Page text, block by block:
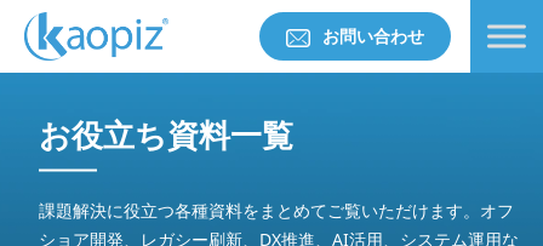
お問い合わせ
お役立ち資料一覧
課題解決に役立つ各種資料をまとめてご覧いただけます。オフ
ショア開発、レガシー刷新、DX推進、AI活用、システム運用な